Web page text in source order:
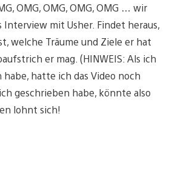
OMG, OMG, OMG, OMG … wir
Interview mit Usher. Findet heraus,
welche Träume und Ziele er hat
er mag. (HINWEIS: Als ich
hatte ich das Video noch
geschrieben habe, könnte also
lohnt sich!